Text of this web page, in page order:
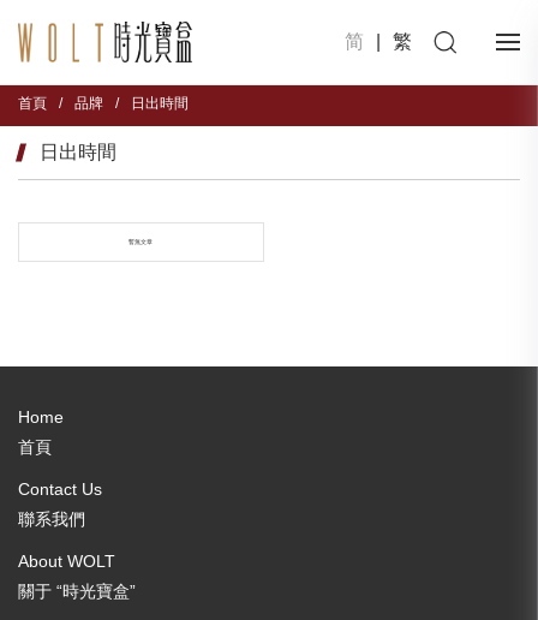
简 繁
首頁 / 品牌 / 日出時間
日出時間
暫無文章
Home
首頁
Contact Us
聯系我們
About WOLT
關于 “時光寶盒”